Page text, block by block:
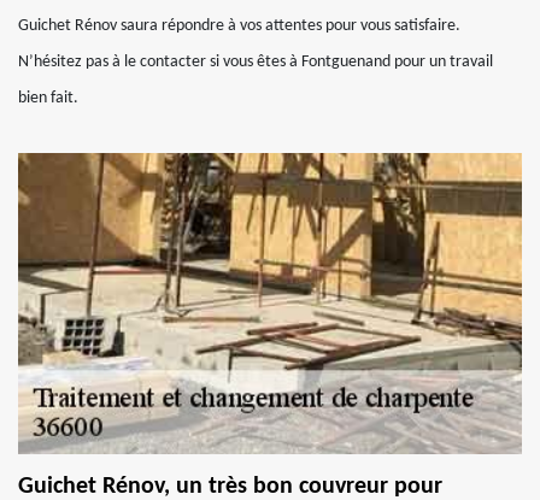
Guichet Rénov saura répondre à vos attentes pour vous satisfaire.
N’hésitez pas à le contacter si vous êtes à Fontguenand pour un travail
bien fait.
Guichet Rénov, un très bon couvreur pour